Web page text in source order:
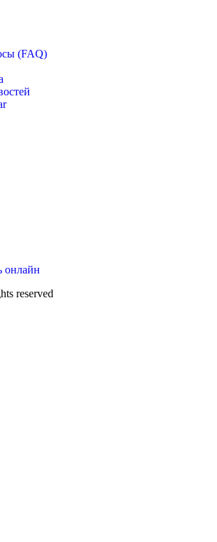
(FAQ)
онлайн
reserved